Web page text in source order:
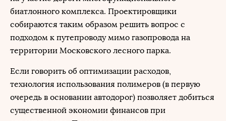
биатлонного комплекса. Проектировщики
собираются таким образом решить вопрос с
подходом к путепроводу мимо газопровода на
территории Московского лесного парка.
Если говорить об оптимизации расходов,
технология использования полимеров (в первую
очередь в основании автодорог) позволяет добиться
существенной экономии финансов при